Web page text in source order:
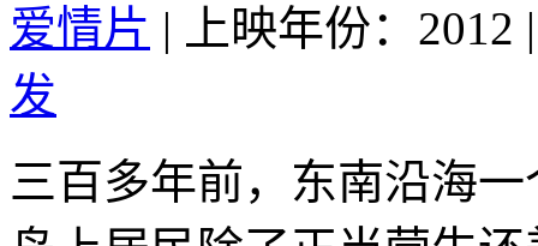
爱情片 | 上映年份：2012 |
发
三百多年前，东南沿海